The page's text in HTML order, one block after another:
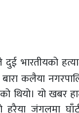
दुई भारतीयको
कलैया
थियो। यो खबर
जंगलमा